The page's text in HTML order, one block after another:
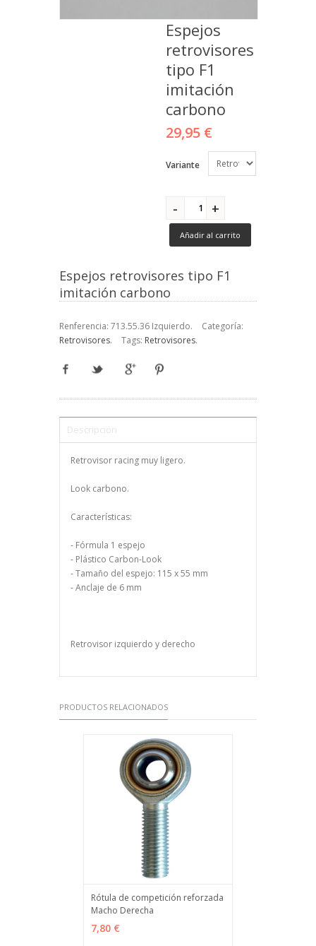
Espejos
retrovisores
tipo F1
imitación
carbono
29,95 €
Variante
Añadir al carrito
Espejos retrovisores tipo F1
imitación carbono
Renferencia: 713.55.36 Izquierdo.
Categoría:
Retrovisores. Tags: Retrovisores.
Descripción
Retrovisor racing muy ligero.
Look carbono.
Características:
- Fórmula 1 espejo
- Plástico Carbon-Look
- Tamaño del espejo: 115 x 55 mm
- Anclaje de 6 mm
Retrovisor izquierdo y derecho
PRODUCTOS RELACIONADOS
VER OPCIONES
Rótula de competición reforzada
Macho Derecha
7,80 €